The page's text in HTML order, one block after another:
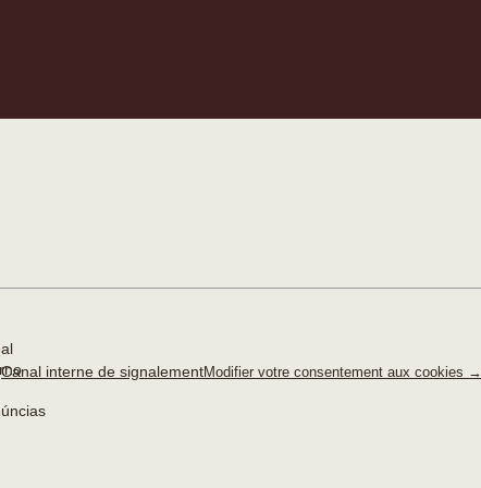
Canal interne de signalementModifier votre consentement aux cookies →